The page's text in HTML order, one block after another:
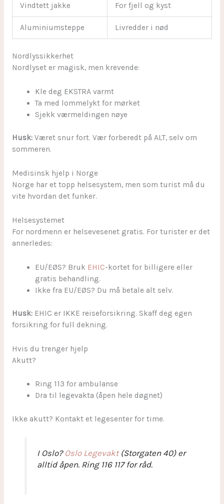
Vindtett jakke For fjell og kyst
Aluminiumsteppe Livredder i nød
Nordlyssikkerhet
Nordlyset er magisk, men krevende:
Kle deg EKSTRA varmt
Ta med lommelykt for mørket
Sjekk værmeldingen nøye
Husk:Været snur fort. Vær forberedt på ALT, selv om
sommeren.
Medisinsk hjelp i Norge
Norge har et topp helsesystem, men som turist må du
vite hvordan det funker.
Helsesystemet
For nordmenn er helsevesenet gratis. For turister er det
annerledes:
EU/EØS? Bruk EHIC-kortet for billigere eller
gratis behandling.
Ikke fra EU/EØS? Du må betale alt selv.
Husk:EHIC er IKKE reiseforsikring. Skaff deg egen
forsikring for full dekning.
Hvis du trenger hjelp
Akutt?
Ring 113 for ambulanse
Dra til legevakta (åpen hele døgnet)
Ikke akutt? Kontakt et legesenter for time.
I Oslo? Oslo Legevakt(Storgaten 40) er
alltid åpen. Ring 116 117 for råd.